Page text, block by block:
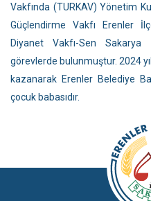
Vakfında (TURKAV) Yönetim
Güçlendirme Vakfı Erenler
Diyanet Vakfı-Sen Sakarya
görevlerde bulunmuştur. 2024
kazanarak Erenler Belediye
çocuk babasıdır.